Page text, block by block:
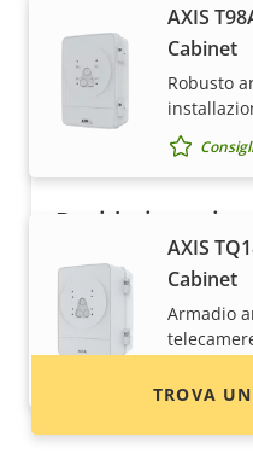
AXIS
Cabinet
Robusto
AXIS
Cabinet
Armadio
Desideri
Trova rivenditori,
installatori di
TROVA